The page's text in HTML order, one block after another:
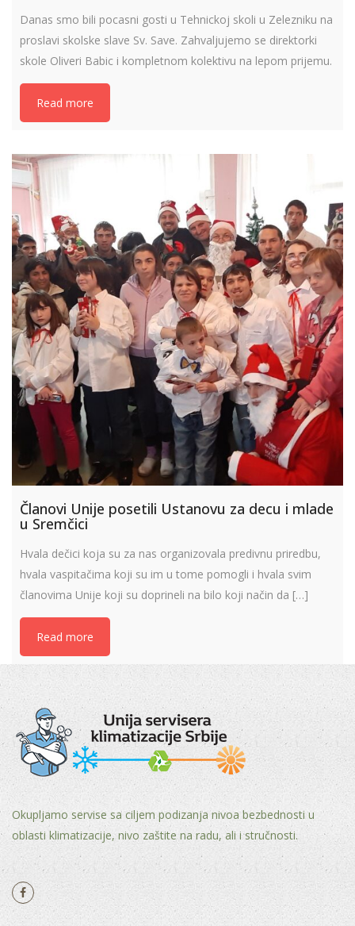
Danas smo bili pocasni gosti u Tehnickoj skoli u Zelezniku na
proslavi skolske slave Sv. Save. Zahvaljujemo se direktorki
skole Oliveri Babic i kompletnom kolektivu na lepom prijemu.
Read more
Članovi Unije posetili Ustanovu za decu i mlade
u Sremčici
Hvala dečici koja su za nas organizovala predivnu priredbu,
hvala vaspitačima koji su im u tome pomogli i hvala svim
članovima Unije koji su doprineli na bilo koji način da […]
Read more
Okupljamo servise sa ciljem podizanja nivoa bezbednosti u
oblasti klimatizacije, nivo zaštite na radu, ali i stručnosti.